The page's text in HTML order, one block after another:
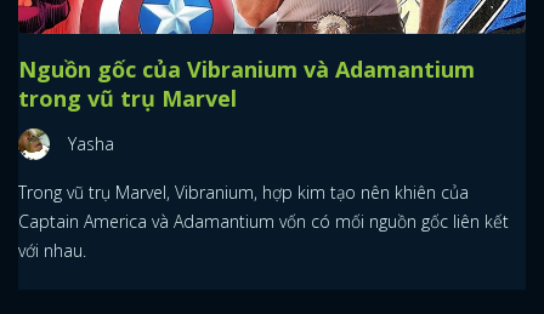
Nguồn gốc của Vibranium và Adamantium
trong vũ trụ Marvel
Yasha
Trong vũ trụ Marvel, Vibranium, hợp kim tạo nên khiên của
Captain America và Adamantium vốn có mối nguồn gốc liên kết
với nhau.